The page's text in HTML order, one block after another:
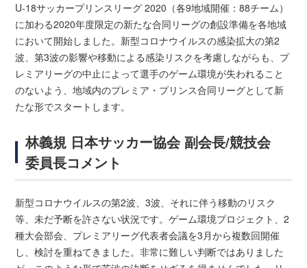
U-18サッカープリンスリーグ 2020（各9地域開催：88チーム）
に加わる2020年度限定の新たな合同リーグの創設準備を各地域
において開始しました。新型コロナウイルスの感染拡大の第2
波、第3波の影響や移動による感染リスクを考慮しながらも、プ
レミアリーグの中止によって選手のゲーム環境が失われること
のないよう、地域内のプレミア・プリンス合同リーグとして新
たな形でスタートします。
林義規 日本サッカー協会 副会長/競技会
委員長コメント
新型コロナウイルスの第2波、3波、それに伴う移動のリスク
等、未だ予断を許さない状況です。ゲーム環境プロジェクト、2
種大会部会、プレミアリーグ代表者会議を3月から複数回開催
し、検討を重ねてきました。非常に難しい判断ではありました